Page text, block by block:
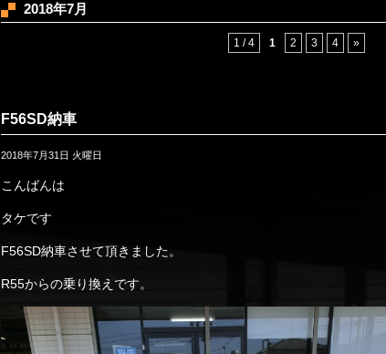
2018年7月
1 / 4 1 2 3 4 »
F56SD納車
2018年7月31日 火曜日
こんばんは
タケです
F56SD納車させて頂きました。
R55からの乗り換えです。